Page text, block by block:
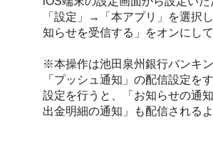
「設定」→「本アプリ」を選択
知らせを受信する」をオンにして
※本操作は池田泉州銀行バンキ
「プッシュ通知」の配信設定を
設定を行うと、「お知らせの通
出金明細の通知」も配信される